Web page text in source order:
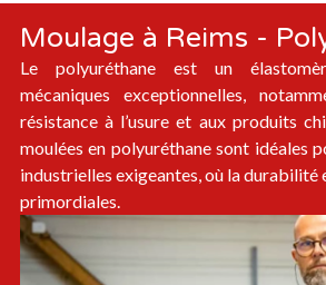
Moulage à Reims -
Le polyuréthane est un
mécaniques exceptionnelles,
résistance à l’usure et aux produits
moulées en polyuréthane sont idéales
industrielles exigeantes, où la durabilité
primordiales.